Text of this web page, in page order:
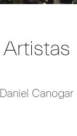
Artistas
Daniel Canogar